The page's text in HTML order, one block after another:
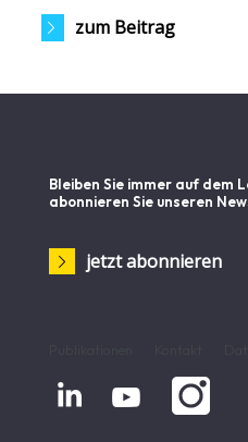
zum Beitrag
Bleiben Sie immer auf dem
abonnieren Sie unseren
jetzt abonnieren
 